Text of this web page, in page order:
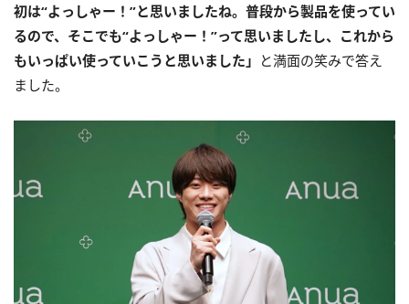
初は“よっしゃー！”と思いましたね。普段から製品を使ってい
るので、そこでも“よっしゃー！”って思いましたし、これから
もいっぱい使っていこうと思いました」 と満面の笑みで答え
ました。